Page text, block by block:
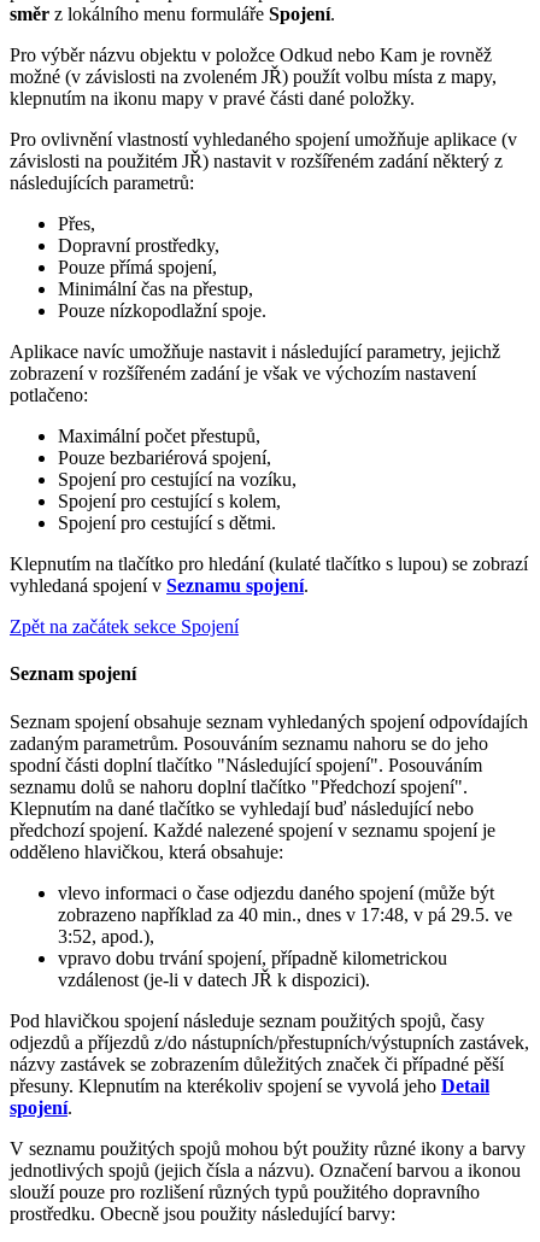
směr z lokálního menu formuláře Spojení.
Pro výběr názvu objektu v položce Odkud nebo Kam je rovněž
možné (v závislosti na zvoleném JŘ) použít volbu místa z mapy,
klepnutím na ikonu mapy v pravé části dané položky.
Pro ovlivnění vlastností vyhledaného spojení umožňuje aplikace (v
závislosti na použitém JŘ) nastavit v rozšířeném zadání některý z
následujících parametrů:
Přes,
Dopravní prostředky,
Pouze přímá spojení,
Minimální čas na přestup,
Pouze nízkopodlažní spoje.
Aplikace navíc umožňuje nastavit i následující parametry, jejichž
zobrazení v rozšířeném zadání je však ve výchozím nastavení
potlačeno:
Maximální počet přestupů,
Pouze bezbariérová spojení,
Spojení pro cestující na vozíku,
Spojení pro cestující s kolem,
Spojení pro cestující s dětmi.
Klepnutím na tlačítko pro hledání (kulaté tlačítko s lupou) se zobrazí
vyhledaná spojení v Seznamu spojení.
Zpět na začátek sekce Spojení
Seznam spojení
Seznam spojení obsahuje seznam vyhledaných spojení odpovídajích
zadaným parametrům. Posouváním seznamu nahoru se do jeho
spodní části doplní tlačítko "Následující spojení". Posouváním
seznamu dolů se nahoru doplní tlačítko "Předchozí spojení".
Klepnutím na dané tlačítko se vyhledají buď následující nebo
předchozí spojení. Každé nalezené spojení v seznamu spojení je
odděleno hlavičkou, která obsahuje:
vlevo informaci o čase odjezdu daného spojení (může být
zobrazeno například za 40 min., dnes v 17:48, v pá 29.5. ve
3:52, apod.),
vpravo dobu trvání spojení, případně kilometrickou
vzdálenost (je-li v datech JŘ k dispozici).
Pod hlavičkou spojení následuje seznam použitých spojů, časy
odjezdů a příjezdů z/do nástupních/přestupních/výstupních zastávek,
názvy zastávek se zobrazením důležitých značek či případné pěší
přesuny. Klepnutím na kterékoliv spojení se vyvolá jeho Detail
spojení.
V seznamu použitých spojů mohou být použity různé ikony a barvy
jednotlivých spojů (jejich čísla a názvu). Označení barvou a ikonou
slouží pouze pro rozlišení různých typů použitého dopravního
prostředku. Obecně jsou použity následující barvy: